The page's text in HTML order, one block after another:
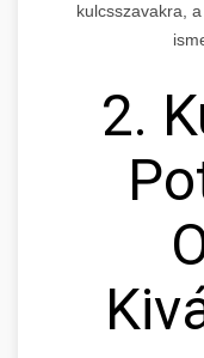
kulcsszavakra,
2.